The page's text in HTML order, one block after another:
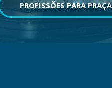
PROFISSÕES PARA PRAÇA